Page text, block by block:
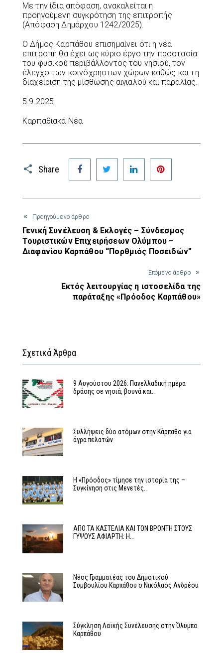
Με την ίδια απόφαση, ανακαλείται η
προηγούμενη συγκρότηση της επιτροπής
(Απόφαση Δημάρχου 1242/2025).
Ο Δήμος Καρπάθου επισημαίνει ότι η νέα
επιτροπή θα έχει ως κύριο έργο την προστασία
του φυσικού περιβάλλοντος του νησιού, τον
έλεγχο των κοινόχρηστων χώρων καθώς και τη
διαχείριση της μίσθωσης αιγιαλού και παραλίας.
5.9.2025
Καρπαθιακά Νέα
Share
Facebook Twitter LinkedIn
Προηγούμενο άρθρο
Γενική Συνέλευση & Εκλογές – Σύνδεσμος
Τουριστικών Επιχειρήσεων Ολύμπου –
Διαφανίου Καρπάθου “Πορθμιός Ποσειδών”
Έπόμενο άρθρο
Εκτός λειτουργίας η ιστοσελίδα της
παράταξης «Πρόοδος Καρπάθου»
Σχετικά Άρθρα
9 Αυγούστου 2026: Πανελλαδική ημέρα
δράσης σε νησιά, βουνά και…
Συλλήψεις δύο ατόμων στην Κάρπαθο για
άγρα πελατών
Η «Πρόοδος» τίμησε την ιστορία της –
Συγκίνηση στις Μενετές…
ΑΠΟ ΤΑ ΚΑΣΤΕΛΙΑ ΚΑΙ ΤΟΝ ΒΡΟΝΤΗ ΣΤΟΥΣ
ΓΥΨΟΥΣ ΑΦΙΑΡΤΗ: Η…
Νέος Γραμματέας του Δημοτικού
Συμβουλίου Καρπάθου ο Νικόλαος Ανδρέου
Σύγκληση Λαϊκής Συνέλευσης στην Όλυμπο
Καρπάθου